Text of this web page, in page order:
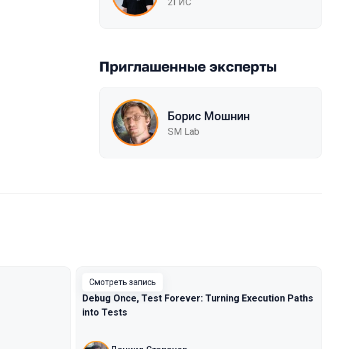
Приглашенные эксперты
Борис Мошнин
SM Lab
Смотреть запись
Debug Once, Test Forever: Turning Execution Paths
into Tests